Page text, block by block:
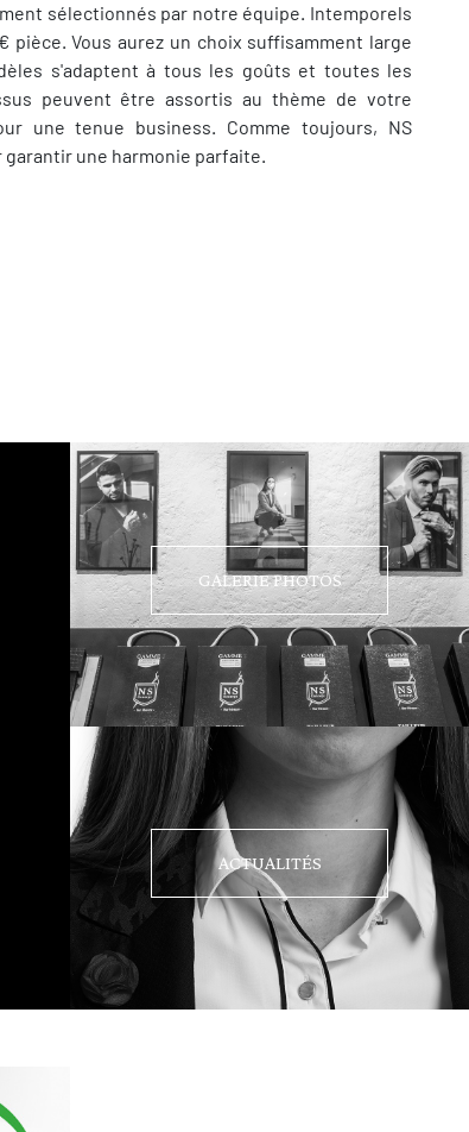
sélectionnés par notre équipe. Intemporels
pièce. Vous aurez un choix suffisamment large
s'adaptent à tous les goûts et toutes les
peuvent être assortis au thème de votre
une tenue business. Comme toujours, NS
garantir une harmonie parfaite.
GALERIE PHOTOS
ACTUALITÉS